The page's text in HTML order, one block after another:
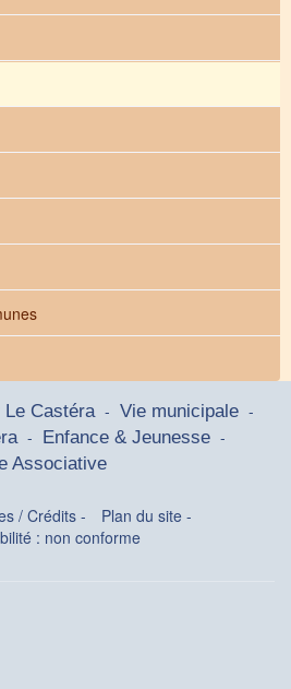
Castéra - Vie municipale -
- Enfance & Jeunesse -
Associative
/ Crédits - Plan du site -
: non conforme